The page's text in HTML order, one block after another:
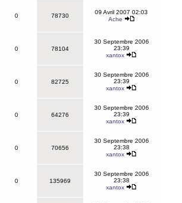
0 78730
09 Avril 2007 02:03
Ache
0 78104
30 Septembre 2006
23:39
xantox
0 82725
30 Septembre 2006
23:39
xantox
0 64276
30 Septembre 2006
23:39
xantox
0 70656
30 Septembre 2006
23:38
xantox
0 135969
30 Septembre 2006
23:38
xantox